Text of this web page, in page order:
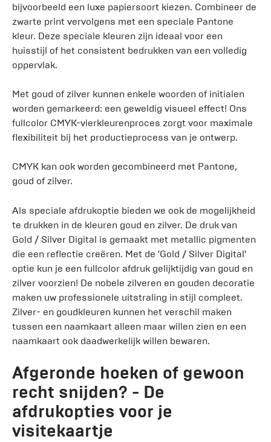
bijvoorbeeld een luxe papiersoort kiezen. Combineer de
zwarte print vervolgens met een speciale Pantone
kleur. Deze speciale kleuren zijn ideaal voor een
huisstijl of het consistent bedrukken van een volledig
oppervlak.
Met goud of zilver kunnen enkele woorden of initialen
worden gemarkeerd: een geweldig visueel effect! Ons
fullcolor CMYK-vierkleurenproces zorgt voor maximale
flexibiliteit bij het productieprocess van je ontwerp.
CMYK kan ook worden gecombineerd met Pantone,
goud of zilver.
Als speciale afdrukoptie bieden we ook de mogelijkheid
te drukken in de kleuren goud en zilver. De druk van
Gold / Silver Digital is gemaakt met metallic pigmenten
die een reflectie creëren. Met de 'Gold / Silver Digital'
optie kun je een fullcolor afdruk gelijktijdig van goud en
zilver voorzien! De nobele zilveren en gouden decoratie
maken uw professionele uitstraling in stijl compleet.
Zilver- en goudkleuren kunnen het verschil maken
tussen een naamkaart alleen maar willen zien en een
naamkaart ook daadwerkelijk willen bewaren.
Afgeronde hoeken of gewoon
recht snijden? - De
afdrukopties voor je
visitekaartje